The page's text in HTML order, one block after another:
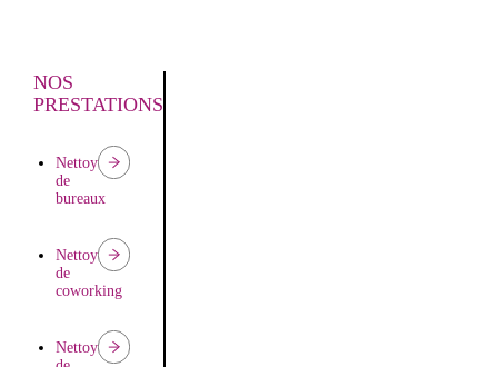
NOS
PRESTATIONS
Nettoyage
de
bureaux
Nettoyage
de
coworking
Nettoyage